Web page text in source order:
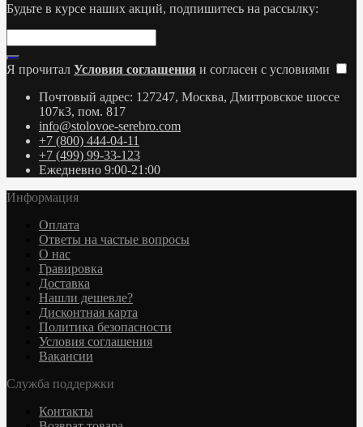
Будьте в курсе наших акций, подпишитесь на рассылку:
Я прочитал Условия соглашения и согласен с условиями
Почтовый адрес: 127247, Москва, Дмитровское шоссе
107к3, пом. 817
info@stolovoe-serebro.com
+7 (800) 444-04-11
+7 (499) 99-33-123
Ежедневно 9:00-21:00
Информация
Оплата
Ответы на частые вопросы
О нас
Гравировка
Доставка
Нашли дешевле?
Дисконтная карта
Политика безопасности
Условия соглашения
Вакансии
Служба поддержки
Контакты